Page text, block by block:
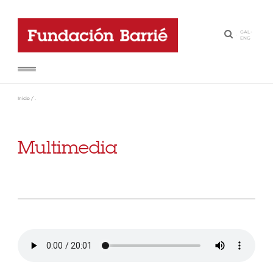
·
GAL-
ENG
Inicio / .
Multimedia